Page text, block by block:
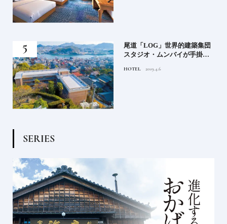
尾道「LOG」世界的建築集団
スタジオ・ムンバイが手掛け
HOTEL 2019.4.6
SERIES